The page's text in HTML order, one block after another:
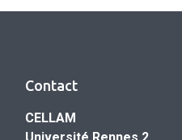
Contact
CELLAM
Université Rennes 2